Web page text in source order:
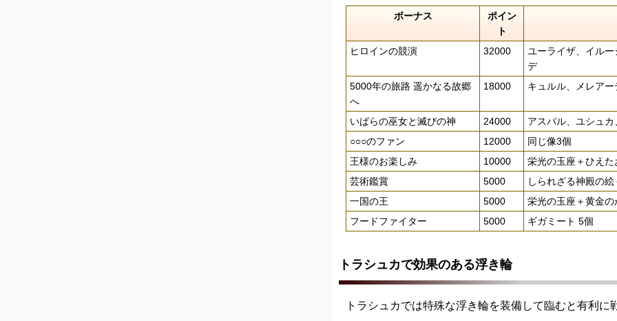
ボーナス
ポイン
ト
ヒロインの競演
32000
ユーライザ、イル
デ
5000年の旅路 遥かなる故郷
へ
18000 キュルル、メレア
いばらの巫女と滅びの神 24000
アスバル、ユシュ
○○○のファン
12000
同じ像3個
王様のお楽しみ
10000
栄光の玉座＋ひえた
芸術鑑賞
5000
しられざる神殿の
一国の王
5000
栄光の玉座＋黄金の
フードファイター
5000 ギガミート 5個
トラシュカで効果のある浮き輪
トラシュカでは特殊な浮き輪を装備して臨むと有利